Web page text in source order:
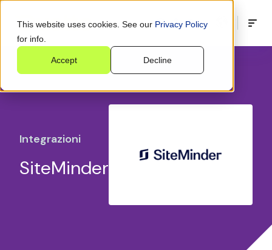
This website uses cookies. See our Privacy Policy
for info.
Accept Decline
Integrazioni
SiteMinder